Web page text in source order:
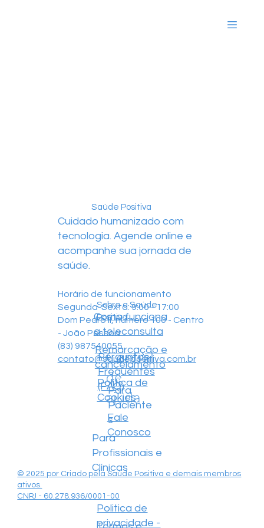
Cuidado humanizado com
tecnologia. Agende online e
acompanhe sua jornada de
saúde.
Horário de funcionamento
Segunda-Sexta: 9:00 - 17:00
Dom Pedro II, número 100 - Centro
- João Pessoa
(83) 987540055
contato@saudepositiva.com.br
© 2025 por Criado pela Saúde Positiva e demais membros
ativos.
CNPJ - 60.278.936/0001-00
Sobre a Saúde
Positiva
Central
de
ajuda
Para
Paciente
s
Para
Profissionais e
Clínicas
Perguntas
Frequentes
(FAQ)
Como funciona
a teleconsulta
Remarcação e
cancelamento
Política de
Cookies
Politica de
privacidade -
Fale
Conosco
Saúde Positiva